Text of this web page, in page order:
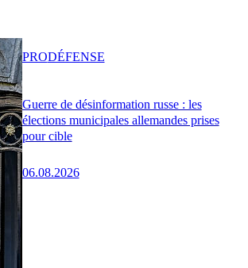
Guerre de désinformation russe : les
élections municipales allemandes prises
pour cible
06.08.2026
PRODÉFENSE